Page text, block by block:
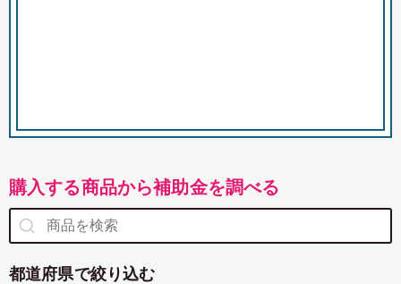
購入する商品から補助金を調べる
都道府県で絞り込む